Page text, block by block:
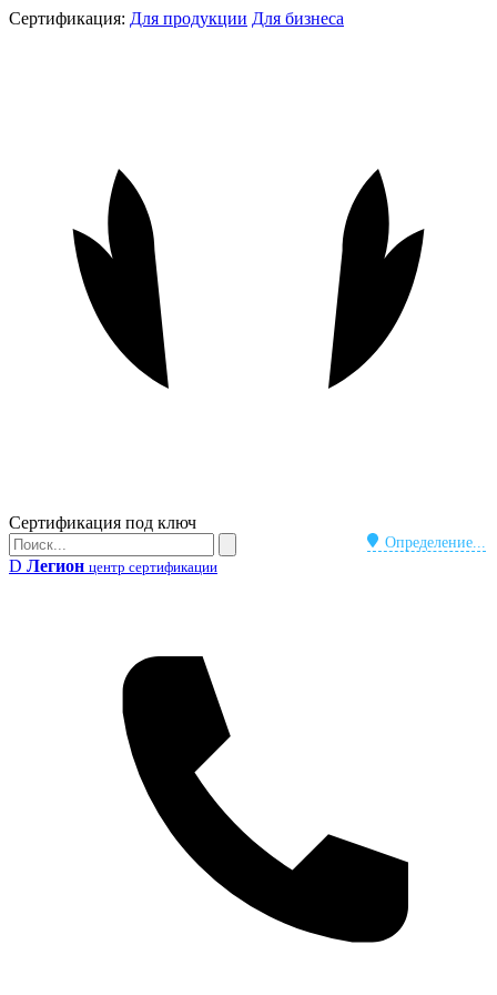
Сертификация: Для продукции Для бизнеса
Бейдж
Сертификация под ключ
Определение...
Поиск
Поиск
D Легион центр сертификации